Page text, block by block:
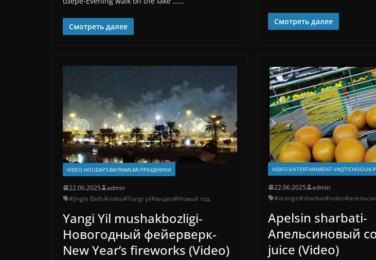
Смотреть далее
Смотреть далее
VIDEO-HOLIDAYS-BAYRAMLAR-ПРАЗДНИКИ
22.06.2025
admin
#Jingle Bells#video#Yangi yil#видео#Новый год
Yangi Yil mushakbozligi-
Новогодный фейерверк-
New Year’s fireworks (Video)
VIDEO-ENTERTAINMENT-
22.06.2025
admin
#orange#sharbat#video
Apelsin sharbati-
Апельсиновый
juice (Video)